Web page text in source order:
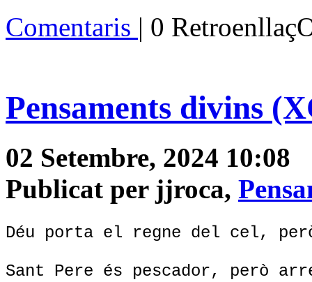
Comentaris | 0
Pensaments divins
02 Setembre, 2024 10:08
Publicat per jjroca,
Déu porta el regne del cel,
Sant Pere és pescador, però